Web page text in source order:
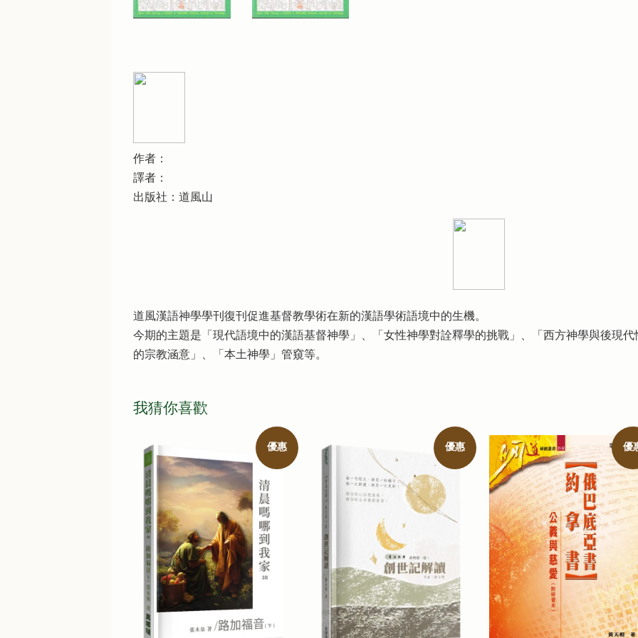
作者：
譯者：
出版社：道風山
道風漢語神學學刊復刊促進基督教學術在新的漢語學術語境中的生機。
今期的主題是「現代語境中的漢語基督神學」、「女性神學對詮釋學的挑戰」、「西方神學與後現
的宗教涵意」、「本土神學」管窺等。
我猜你喜歡
優惠 優惠 優